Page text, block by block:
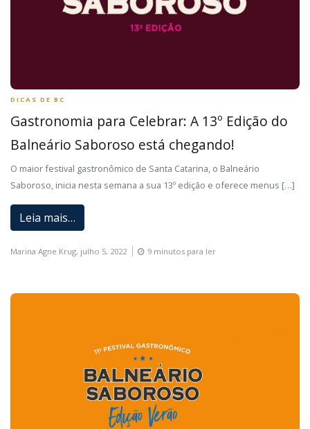
DICAS DE BC
Gastronomia para Celebrar: A 13º Edição do
Balneário Saboroso está chegando!
O maior festival gastronômico de Santa Catarina, o Balneário
Saboroso, inicia nesta semana a sua 13º edição e oferece menus […]
Leia mais…
Marina Agne Krug, julho 5, 2022 9 minutos para ler